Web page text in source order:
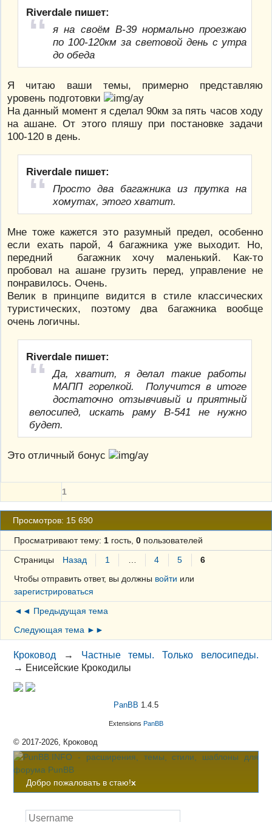
Riverdale пишет:
я на своём В-39 нормально проезжаю
по 100-120км за световой день с утра
до обеда
Я читаю ваши темы, примерно представляю
уровень подготовки
На данный момент я сделал 90км за пять часов ходу
на ашане. От этого пляшу при постановке задачи
100-120 в день.
Riverdale пишет:
Просто два багажника из прутка на
хомутах, этого хватит.
Мне тоже кажется это разумный предел, особенно
если ехать парой, 4 багажника уже выходит. Но,
передний багажник хочу маленький. Как-то
пробовал на ашане грузить перед, управление не
понравилось. Очень.
Велик в принципе видится в стиле классических
туристических, поэтому два багажника вообще
очень логичны.
Riverdale пишет:
Да, хватит, я делал такие работы
МАПП горелкой. Получится в итоге
достаточно отзывчивый и приятный
велосипед, искать раму В-541 не нужно
будет.
Это отличный бонус
1
Просмотров: 15 690
Просматривают тему: 1гость, 0пользователей
Страницы Назад 1 … 4 5
6
Чтобы отправить ответ, вы должны войти или
зарегистрироваться
◄◄ Предыдущая тема
Следующая тема ►►
Кроковод → Частные темы. Только велосипеды.
→ Енисейские Крокодилы
PanBB 1.4.5
Extensions PanBB
© 2017-2026, Кроковод
Добро пожаловать в стаю!x